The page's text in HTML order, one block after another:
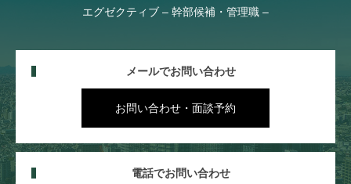
エグゼクティブ – 幹部候補・管理職 –
メールでお問い合わせ
お問い合わせ・面談予約
電話でお問い合わせ